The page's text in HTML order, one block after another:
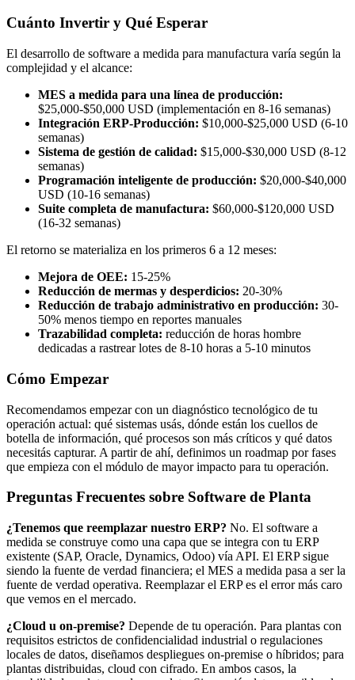
Cuánto Invertir y Qué Esperar
El desarrollo de software a medida para manufactura varía según la
complejidad y el alcance:
MES a medida para una línea de producción:
$25,000-$50,000 USD (implementación en 8-16 semanas)
Integración ERP-Producción: $10,000-$25,000 USD (6-10
semanas)
Sistema de gestión de calidad: $15,000-$30,000 USD (8-12
semanas)
Programación inteligente de producción: $20,000-$40,000
USD (10-16 semanas)
Suite completa de manufactura: $60,000-$120,000 USD
(16-32 semanas)
El retorno se materializa en los primeros 6 a 12 meses:
Mejora de OEE: 15-25%
Reducción de mermas y desperdicios: 20-30%
Reducción de trabajo administrativo en producción: 30-
50% menos tiempo en reportes manuales
Trazabilidad completa: reducción de horas hombre
dedicadas a rastrear lotes de 8-10 horas a 5-10 minutos
Cómo Empezar
Recomendamos empezar con un diagnóstico tecnológico de tu
operación actual: qué sistemas usás, dónde están los cuellos de
botella de información, qué procesos son más críticos y qué datos
necesitás capturar. A partir de ahí, definimos un roadmap por fases
que empieza con el módulo de mayor impacto para tu operación.
Preguntas Frecuentes sobre Software de Planta
¿Tenemos que reemplazar nuestro ERP? No. El software a
medida se construye como una capa que se integra con tu ERP
existente (SAP, Oracle, Dynamics, Odoo) vía API. El ERP sigue
siendo la fuente de verdad financiera; el MES a medida pasa a ser la
fuente de verdad operativa. Reemplazar el ERP es el error más caro
que vemos en el mercado.
¿Cloud u on-premise? Depende de tu operación. Para plantas con
requisitos estrictos de confidencialidad industrial o regulaciones
locales de datos, diseñamos despliegues on-premise o híbridos; para
plantas distribuidas, cloud con cifrado. En ambos casos, la